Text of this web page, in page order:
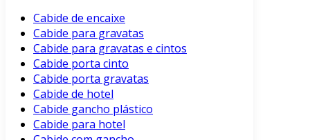
Cabide de encaixe
Cabide para gravatas
Cabide para gravatas e cintos
Cabide porta cinto
Cabide porta gravatas
Cabide de hotel
Cabide gancho plástico
Cabide para hotel